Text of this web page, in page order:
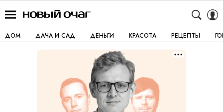
ДОМ ДАЧА И САД ДЕНЬГИ КРАСОТА РЕЦЕПТЫ